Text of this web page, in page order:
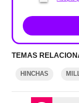
TEMAS
HINCHAS